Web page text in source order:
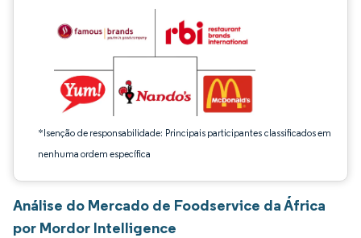
*Isenção de responsabilidade: Principais participantes classificados em
nenhuma ordem específica
Análise do Mercado de Foodservice da África
por Mordor Intelligence